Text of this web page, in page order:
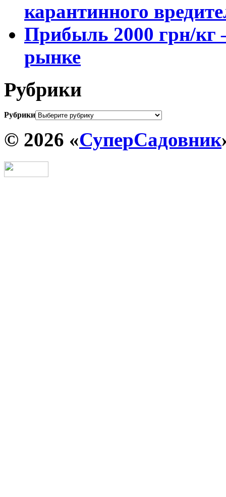
карантинного
Прибыль 2000 грн/кг
рынке
Рубрики
Рубрики
© 2026 «СуперСадовник